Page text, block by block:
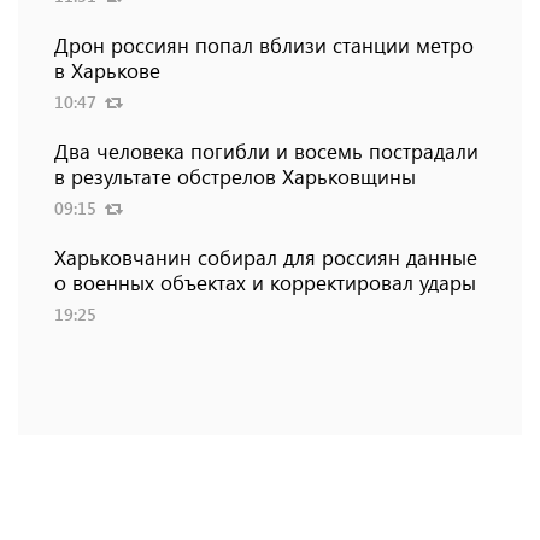
Дрон россиян попал вблизи станции метро
в Харькове
10:47
Два человека погибли и восемь пострадали
в результате обстрелов Харьковщины
09:15
Харьковчанин собирал для россиян данные
о военных объектах и ​​корректировал удары
19:25